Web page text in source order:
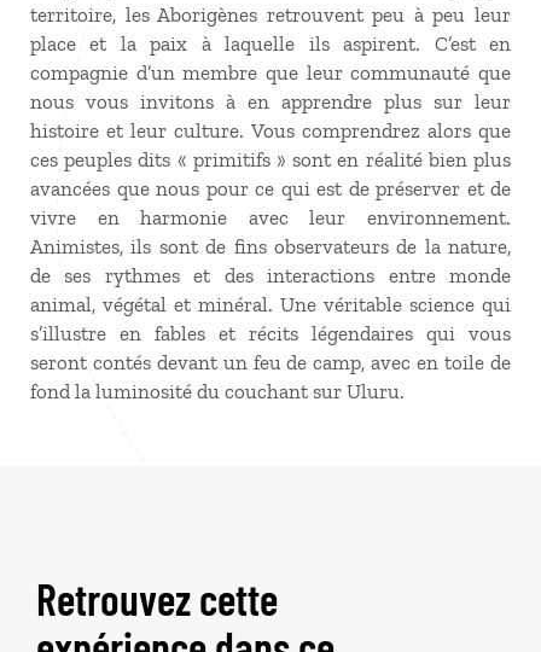
territoire, les Aborigènes retrouvent peu à peu leur
place et la paix à laquelle ils aspirent. C’est en
compagnie d’un membre que leur communauté que
nous vous invitons à en apprendre plus sur leur
histoire et leur culture. Vous comprendrez alors que
ces peuples dits « primitifs » sont en réalité bien plus
avancées que nous pour ce qui est de préserver et de
vivre en harmonie avec leur environnement.
Animistes, ils sont de fins observateurs de la nature,
de ses rythmes et des interactions entre monde
animal, végétal et minéral. Une véritable science qui
s’illustre en fables et récits légendaires qui vous
seront contés devant un feu de camp, avec en toile de
fond la luminosité du couchant sur Uluru.
Retrouvez cette